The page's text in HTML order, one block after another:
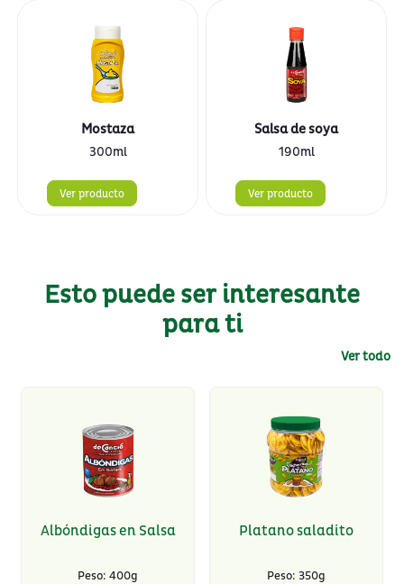
Mostaza
300ml
Ver producto
Salsa de soya
190ml
Ver producto
Esto puede ser interesante
para ti
Ver todo
Albóndigas en Salsa
Peso: 400g
Platano saladito
Peso: 350g